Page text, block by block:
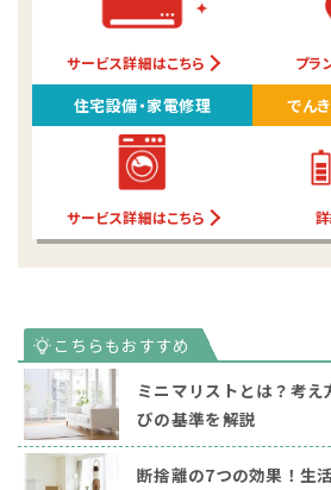
サービス詳細はこちら プラ
住宅設備・家電修理
サービス詳細はこちら
でん
ミニマリストとは？考
びの基準を解説
断捨離の7つの効果！生